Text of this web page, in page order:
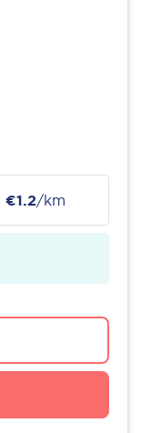
€1.2/km